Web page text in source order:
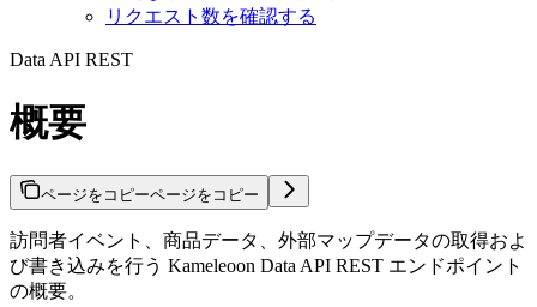
リクエスト数を確認する
Data API REST
概要
ページをコピーページをコピー
訪問者イベント、商品データ、外部マップデータの取得およ
び書き込みを行う Kameleoon Data API REST エンドポイント
の概要。